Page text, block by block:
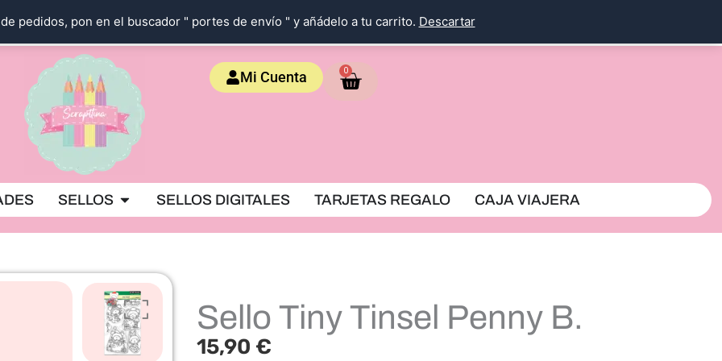
pedidos, pon en el buscador " portes de envío " y añádelo a tu carrito. Descartar
Mi Cuenta 0
Carrito
SELLOS Abrir SELLOSSELLOS DIGITALES TARJETAS REGALO CAJA VIAJERA
Sello Tiny Tinsel Penny B.
15,90 €